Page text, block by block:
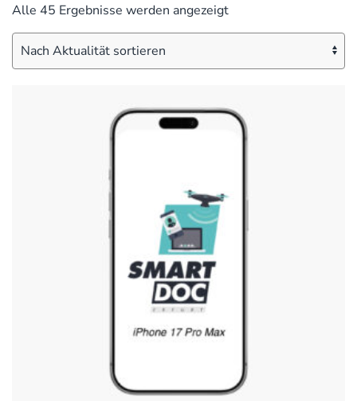
Alle 45 Ergebnisse werden angezeigtNach
sortiert